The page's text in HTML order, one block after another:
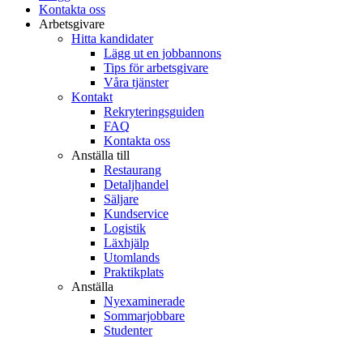
Kontakta oss
Arbetsgivare
Hitta kandidater
Lägg ut en jobbannons
Tips för arbetsgivare
Våra tjänster
Kontakt
Rekryteringsguiden
FAQ
Kontakta oss
Anställa till
Restaurang
Detaljhandel
Säljare
Kundservice
Logistik
Läxhjälp
Utomlands
Praktikplats
Anställa
Nyexaminerade
Sommarjobbare
Studenter